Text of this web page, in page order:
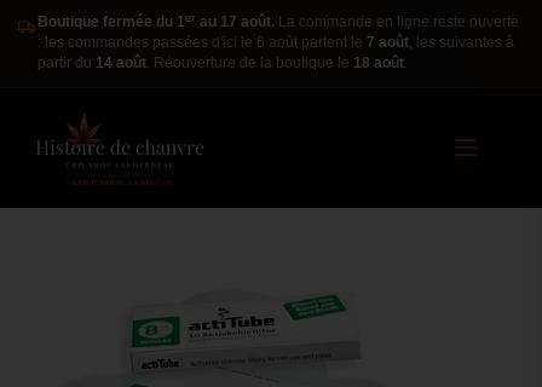
Boutique fermée du 1er au 17 août. La commande en ligne reste ouverte
: les commandes passées d'ici le 6 août partent le 7 août, les suivantes à
partir du 14 août. Réouverture de la boutique le 18 août.